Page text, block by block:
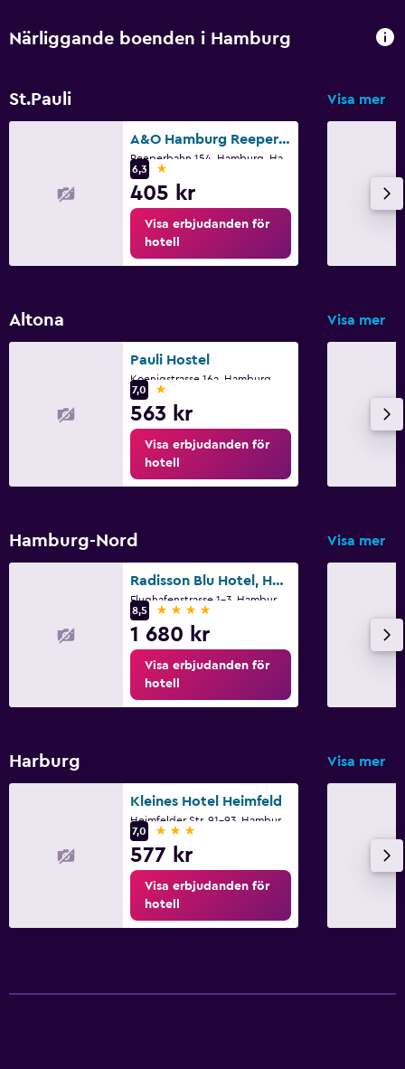
Närliggande boenden i Hamburg
St.Pauli Visa mer
A&O Hamburg Reeperbahn
6,3
1 stjärna
405 kr
Visa erbjudanden för
hotell
Altona Visa mer
Pauli Hostel
7,0
1 stjärna
563 kr
Visa erbjudanden för
hotell
Hamburg-Nord Visa mer
Radisson Blu Hotel, Hamburg Airport
Flughafenstrasse 1-3, Hamburg, Hamburg
8,5
4 stjärnor
1 680 kr
Visa erbjudanden för
hotell
Harburg Visa mer
Kleines Hotel Heimfeld
Heimfelder Str. 91-93, Hamburg, Hamburg
7,0
3 stjärnor
577 kr
Visa erbjudanden för
hotell